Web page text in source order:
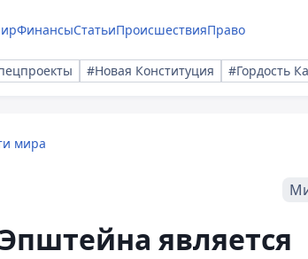
ФинансыСтатьиПроисшествияПраво
#Новая Конституция #Гордость
мира
является